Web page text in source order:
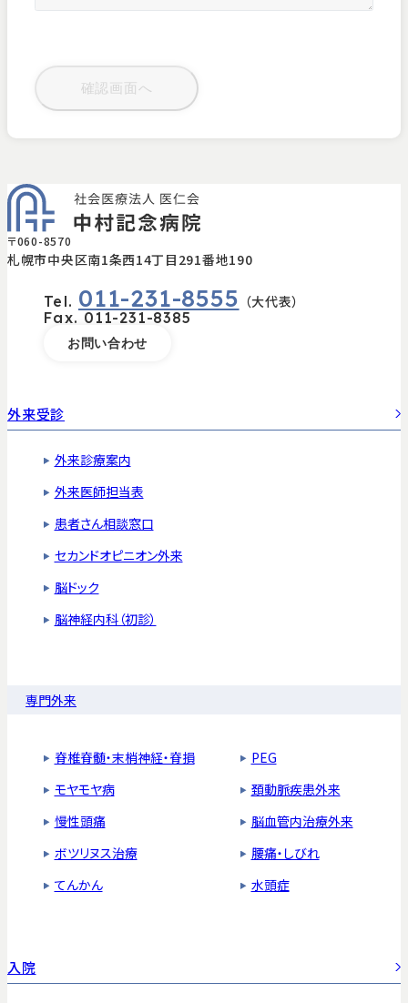
〒060-8570
札幌市中央区南1条西14丁目291番地190
Tel. 011-231-8555 （大代表）
Fax. 011-231-8385
お問い合わせ
外来受診
外来診療案内
外来医師担当表
患者さん相談窓口
セカンドオピニオン外来
脳ドック
脳神経内科（初診）
専門外来
脊椎脊髄・末梢神経・脊損
モヤモヤ病
慢性頭痛
ボツリヌス治療
てんかん
PEG
頚動脈疾患外来
脳血管内治療外来
腰痛・しびれ
水頭症
入院